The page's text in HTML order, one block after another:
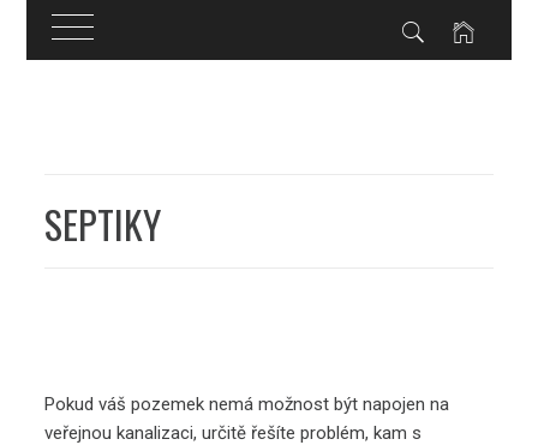
SEPTIKY
Pokud váš pozemek nemá možnost být napojen na
veřejnou kanalizaci, určitě řešíte problém, kam s